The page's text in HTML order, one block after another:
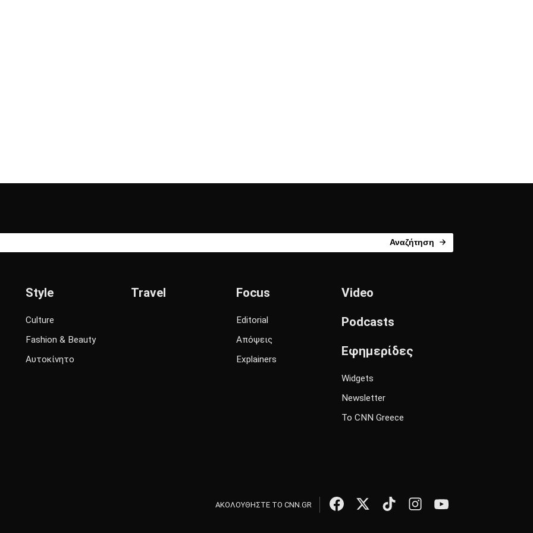
Αναζήτηση
Style
Culture
Fashion & Beauty
Αυτοκίνητο
Travel Focus
Editorial
Απόψεις
Explainers
Video
Podcasts
Εφημερίδες
Widgets
Newsletter
Το CNN Greece
ΑΚΟΛΟΥΘΗΣΤΕ ΤΟ CNN.GR